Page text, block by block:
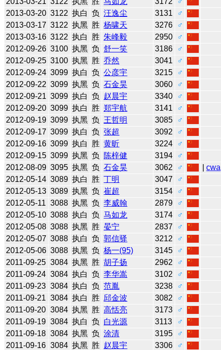
2013-03-20 3122 执白 负 汪逸尘 3131
♂
2013-03-17 3122 执黑 胜 杨啸天 3276
♂
2013-03-16 3122 执白 胜 朱峰毅 2950
♂
2012-09-26 3100 执黑 负 舒一笑 3186
♂
2012-09-25 3100 执黑 胜 乔然 3041
♂
2012-09-24 3099 执白 负 公彦宇 3215
♂
2012-09-22 3099 执黑 负 石金昊 3060
♂
2012-09-21 3099 执白 负 赵晨宇 3340
♂
2012-09-20 3099 执白 胜 郑宇航 3141
♂
2012-09-19 3099 执黑 负 王哲明 3085
♂
2012-09-17 3099 执白 负 张超 3092
♂
2012-09-16 3099 执白 胜 黄昕 3224
♂
2012-09-15 3099 执黑 负 陈梓健 3194
♂
2012-08-09 3095 执黑 负 石金昊 3062 ♂ |cwa
2012-05-14 3089 执白 胜 丁明 3047
♂
2012-05-13 3089 执黑 负 崔超 3154
♂
2012-05-11 3088 执黑 负 李威翰 2879
♂
2012-05-10 3088 执白 负 马如龙 3174
♂
2012-05-08 3088 执黑 胜 晏宁 2837
♂
2012-05-07 3088 执白 负 郭信驿 3212
♂
2012-05-06 3088 执黑 负 杨一(95) 3145
♂
2011-09-25 3084 执黑 胜 胡子扬 2962
♂
2011-09-24 3084 执白 负 李华嵩 3102
♂
2011-09-23 3084 执白 负 范胤 3238
♂
2011-09-21 3084 执白 胜 邱金波 3082
♂
2011-09-20 3084 执黑 胜 高恬亮 3173
♂
2011-09-19 3084 执白 负 白光源 3113
♂
2011-09-18 3084 执黑 负 涂清 3195
♂
2011-09-16 3084 执黑 胜 赵晨宇 3306
♂